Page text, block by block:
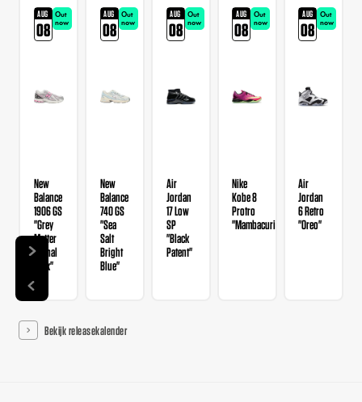
AUG
08
Out
now
New
Balance
1906 GS
"Grey
Matter
Signal
Pink"
AUG
08
Out
now
New
Balance
740 GS
"Sea
Salt
Bright
Blue"
AUG
08
Out
now
Air
Jordan
17 Low
SP
"Black
Patent"
AUG
08
Out
now
Nike
Kobe 8
Protro
"Mambacurial"
AUG
08
Out
now
Air
Jordan
6 Retro
"Oreo"
Bekijk releasekalender